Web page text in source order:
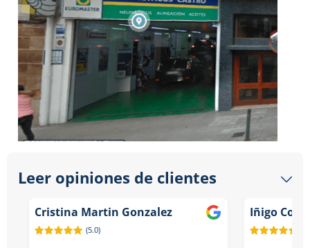
Leer opiniones de clientes
Cristina Martin Gonzalez
(5.0)
Iñigo